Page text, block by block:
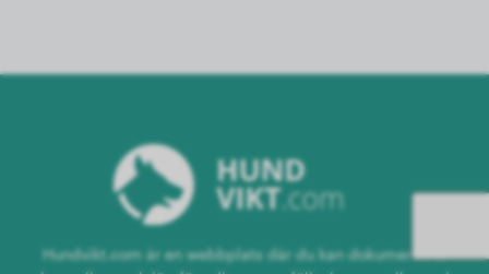
Hundvikt.com är en webbplats där du kan dokumentera,